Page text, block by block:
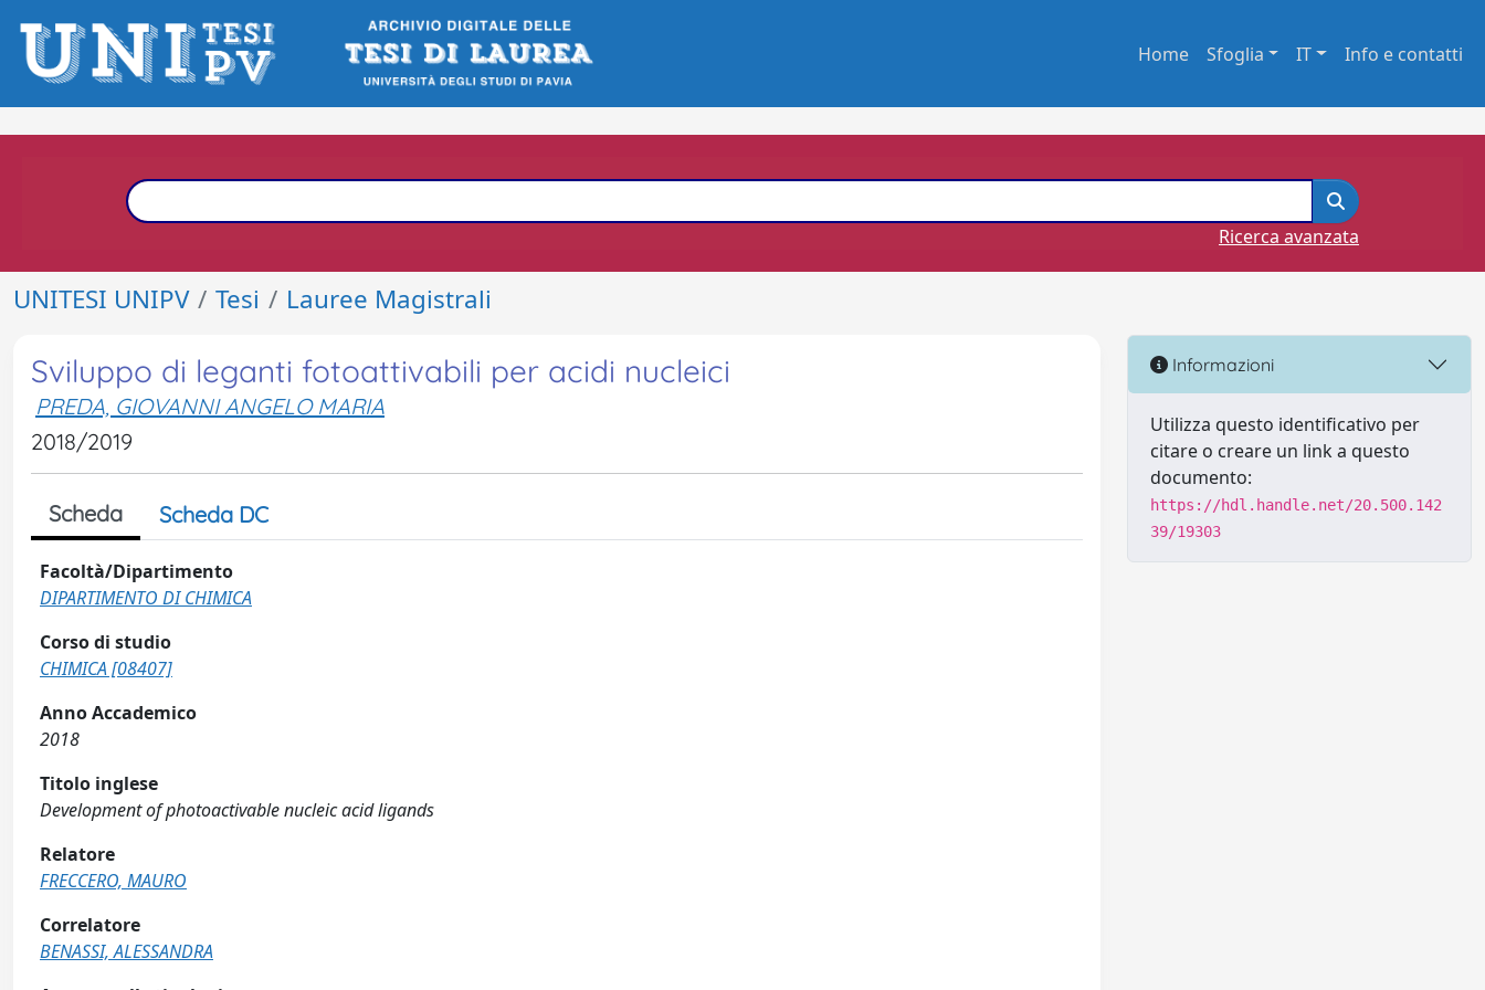
Home Sfoglia IT Info e contatti
Ricerca avanzata
UNITESI UNIPV Tesi Lauree Magistrali
Sviluppo di leganti fotoattivabili per acidi nucleici
PREDA, GIOVANNI ANGELO MARIA
2018/2019
Scheda Scheda DC
Facoltà/Dipartimento
DIPARTIMENTO DI CHIMICA
Corso di studio
CHIMICA [08407]
Anno Accademico
2018
Titolo inglese
Development of photoactivable nucleic acid ligands
Relatore
FRECCERO, MAURO
Correlatore
BENASSI, ALESSANDRA
Informazioni
Utilizza questo identificativo per
citare o creare un link a questo
documento:
https://hdl.handle.net/20.500.142
39/19303